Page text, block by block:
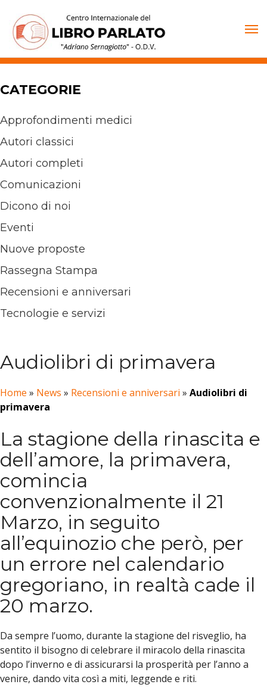
contenuto
CATEGORIE
Approfondimenti medici
Autori classici
Autori completi
Comunicazioni
Dicono di noi
Eventi
Nuove proposte
Rassegna Stampa
Recensioni e anniversari
Tecnologie e servizi
Audiolibri di primavera
Home » News » Recensioni e anniversari » Audiolibri di
primavera
La stagione della rinascita e
dell’amore, la primavera,
comincia
convenzionalmente il 21
Marzo, in seguito
all’equinozio che però, per
un errore nel calendario
gregoriano, in realtà cade il
20 marzo.
Da sempre l’uomo, durante la stagione del risveglio, ha
sentito il bisogno di celebrare il miracolo della rinascita
dopo l’inverno e di assicurarsi la prosperità per l’anno a
venire, dando vita così a miti, leggende e riti.